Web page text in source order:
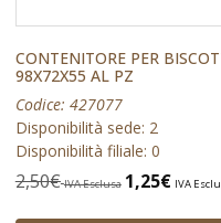
CONTENITORE PER
98X72X55 AL PZ
Codice: 427077
Disponibilità sede: 2
Disponibilità filiale: 0
2,50€ IVA Esclusa 1,25€ IVA